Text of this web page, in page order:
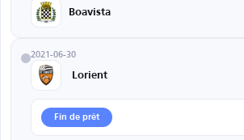
Boavista
2021-06-30
Lorient
Fin de prêt